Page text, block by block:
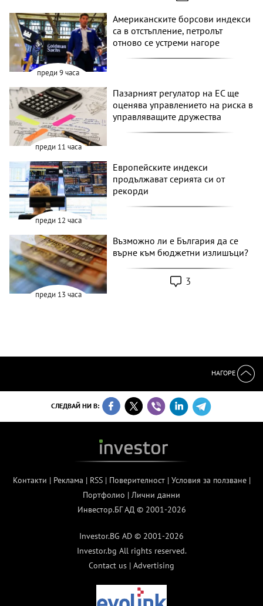
преди 9 часа
Американските борсови индекси
са в отстъпление, петролът
отново се устреми нагоре
преди 11 часа
Пазарният регулатор на ЕС ще
оценява управлението на риска в
управляващите дружества
преди 12 часа
Европейските индекси
продължават серията си от
рекорди
преди 13 часа
Възможно ли е България да се
върне към бюджетни излишъци?
3
НАГОРЕ
СЛЕДВАЙ НИ В:
Контакти | Реклама | RSS| Поверителност| Условия за ползване|
Портфолио | Лични данни
Инвестор.БГ АД © 2001-2026
Investor.BG AD © 2001-2026
Investor.bg All rights reserved.
Contact us | Advertising